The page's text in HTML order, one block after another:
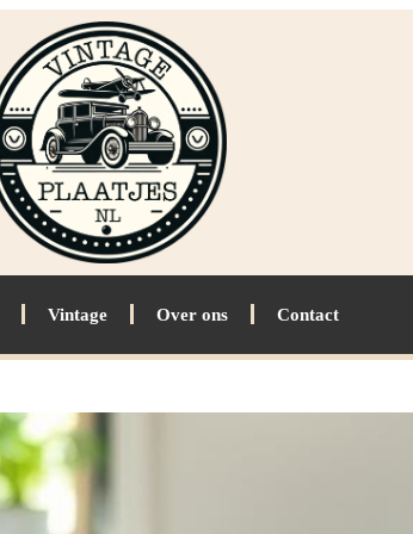
Vintage Over ons Contact